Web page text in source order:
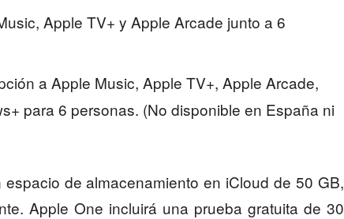
Apple TV+ y Apple Arcade junto a 6
a Apple Music, Apple TV+, Apple Arcade,
para 6 personas. (No disponible en España ni
de almacenamiento en iCloud de 50 GB,
Apple One incluirá una prueba gratuita de 30